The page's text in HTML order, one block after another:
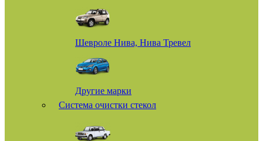
Шевроле Нива, Нива Тревел
Другие марки
Система очистки стекол